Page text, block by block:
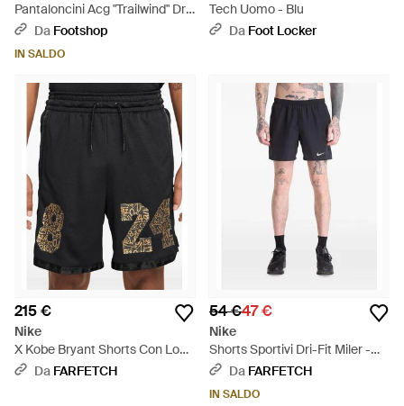
Pantaloncini Acg "Trailwind" Dri-
Fit Adv 3" Brief-Lined Hort/
Da Footshop
IN SALDO
Tech Uomo - Blu
Da Foot Locker
215 €
Nike
X Kobe Bryant Shorts Con Logo
- Nero
Da FARFETCH
54 €47 €
Nike
Shorts Sportivi Dri-Fit Miler -
Blu Da FARFETCH
IN SALDO